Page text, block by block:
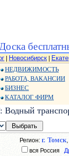
Новосибирск
НЕДВИЖИМОСТЬ
РАБОТА, ВАКАНСИИ
БИЗНЕС
КАТАЛОГ ФИРМ
Регион: г. Томск,
вся Россия